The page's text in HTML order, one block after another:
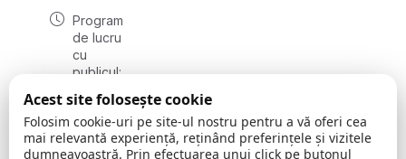
Program
de lucru
cu
publicul:
08:00 -
16:30
, vineri:
Acest site folosește cookie
Folosim cookie-uri pe site-ul nostru pentru a vă oferi cea
mai relevantă experiență, reținând preferințele și vizitele
dumneavoastră. Prin efectuarea unui click pe butonul